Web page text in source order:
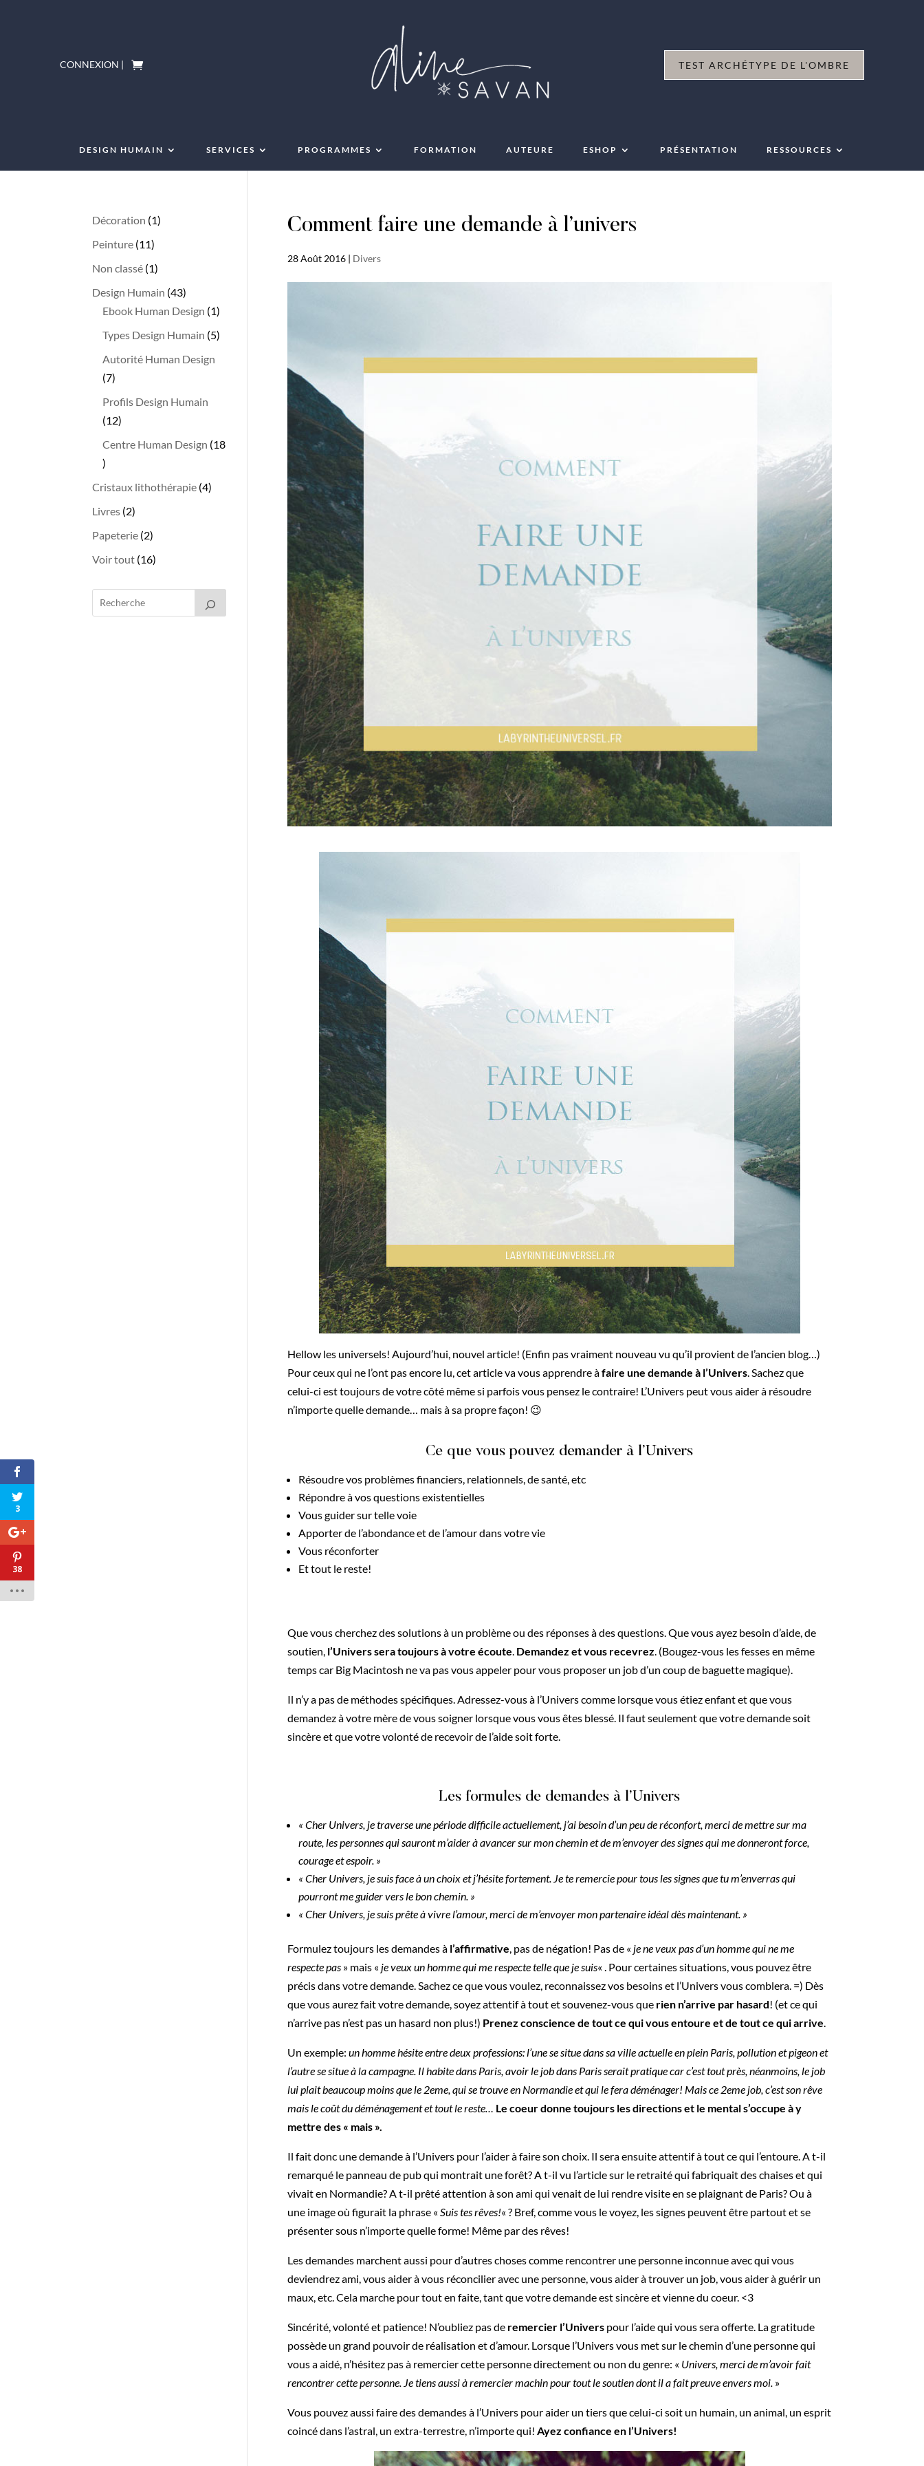
CONNEXION | TEST ARCHÉTYPE DE L'OMBRE
DESIGN HUMAIN SERVICES PROGRAMMES FORMATION AUTEURE ESHOP PRÉSENTATION RESSOURCES
Comment faire une demande à l’univers
28 Août 2016| Divers
Hellow les universels! Aujourd’hui, nouvel article! (Enfin pas vraiment nouveau vu qu’il provient de l’ancien blog…)
Pour ceux qui ne l’ont pas encore lu, cet article va vous apprendre àfaire une demande à l’Univers. Sachez que
celui-ci est toujours de votre côté même si parfois vous pensez le contraire! L’Univers peut vous aider à résoudre
n’importe quelle demande… mais à sa propre façon! 😉
Ce que vous pouvez demander à l’Univers
Résoudre vos problèmes financiers, relationnels, de santé, etc
Répondre à vos questions existentielles
Vous guider sur telle voie
Apporter de l’abondance et de l’amour dans votre vie
Vous réconforter
Et tout le reste!
Que vous cherchez des solutions à un problème ou des réponses à des questions. Que vous ayez besoin d’aide, de
soutien, l’Univers sera toujours à votre écoute.Demandez et vous recevrez. (Bougez-vous les fesses en même
temps car Big Macintosh ne va pas vous appeler pour vous proposer un job d’un coup de baguette magique).
Il n’y a pas de méthodes spécifiques. Adressez-vous à l’Univers comme lorsque vous étiez enfant et que vous
demandez à votre mère de vous soigner lorsque vous vous êtes blessé. Il faut seulement que votre demande soit
sincère et que votre volonté de recevoir de l’aide soit forte.
Les formules de demandes à l’Univers
« Cher Univers, je traverse une période difficile actuellement, j’ai besoin d’un peu de réconfort, merci de mettre sur ma
route, les personnes qui sauront m’aider à avancer sur mon chemin et de m’envoyer des signes qui me donneront force,
courage et espoir. »
« Cher Univers, je suis face à un choix et j’hésite fortement. Je te remercie pour tous les signes que tu m’enverras qui
pourront me guider vers le bon chemin. »
« Cher Univers, je suis prête à vivre l’amour, merci de m’envoyer mon partenaire idéal dès maintenant. »
Formulez toujours les demandes à l’affirmative, pas de négation! Pas de « je ne veux pas d’un homme qui ne me
respecte pas» mais « je veux un homme qui me respecte telle que je suis« . Pour certaines situations, vous pouvez être
précis dans votre demande. Sachez ce que vous voulez, reconnaissez vos besoins et l’Univers vous comblera. =) Dès
que vous aurez fait votre demande, soyez attentif à tout et souvenez-vous que rien n’arrive par hasard! (et ce qui
n’arrive pas n’est pas un hasard non plus!) Prenez conscience de tout ce qui vous entoure et de tout ce qui arrive.
Un exemple: un homme hésite entre deux professions: l’une se situe dans sa ville actuelle en plein Paris, pollution et pigeon et
l’autre se situe à la campagne. Il habite dans Paris, avoir le job dans Paris serait pratique car c’est tout près, néanmoins, le job
lui plait beaucoup moins que le 2eme, qui se trouve en Normandie et qui le fera déménager! Mais ce 2eme job, c’est son rêve
mais le coût du déménagement et tout le reste… Le coeur donne toujours les directions et le mental s’occupe à y
mettre des « mais ».
Il fait donc une demande à l’Univers pour l’aider à faire son choix. Il sera ensuite attentif à tout ce qui l’entoure. A t-il
remarqué le panneau de pub qui montrait une forêt? A t-il vu l’article sur le retraité qui fabriquait des chaises et qui
vivait en Normandie? A t-il prêté attention à son ami qui venait de lui rendre visite en se plaignant de Paris? Ou à
une image où figurait la phrase « Suis tes rêves!« ? Bref, comme vous le voyez, les signes peuvent être partout et se
présenter sous n’importe quelle forme! Même par des rêves!
Les demandes marchent aussi pour d’autres choses comme rencontrer une personne inconnue avec qui vous
deviendrez ami, vous aider à vous réconcilier avec une personne, vous aider à trouver un job, vous aider à guérir un
maux, etc. Cela marche pour tout en faite, tant que votre demande est sincère et vienne du coeur. <3
Sincérité, volonté et patience! N’oubliez pas de remercier l’Universpour l’aide qui vous sera offerte. La gratitude
possède un grand pouvoir de réalisation et d’amour. Lorsque l’Univers vous met sur le chemin d’une personne qui
vous a aidé, n’hésitez pas à remercier cette personne directement ou non du genre: « Univers, merci de m’avoir fait
rencontrer cette personne. Je tiens aussi à remercier machin pour tout le soutien dont il a fait preuve envers moi.»
Vous pouvez aussi faire des demandes à l’Univers pour aider un tiers que celui-ci soit un humain, un animal, un esprit
coincé dans l’astral, un extra-terrestre, n’importe qui! Ayez confiance en l’Univers!
Décoration 11
Peinture 1111
produits
Non classé 11
produit
Design Humain 4343
produits
Ebook Human Design 11
produit
Types Design Humain 55
Autorité Human Design
77
Profils Design Humain
1212
Centre Human Design 18
18
Cristaux lithothérapie 44
Livres 22
produits
Papeterie 22
produits
Voir tout 1616
3
38